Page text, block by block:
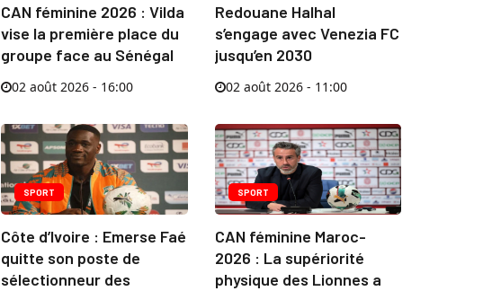
CAN féminine 2026 : Vilda
vise la première place du
groupe face au Sénégal
02 août 2026 - 16:00
Redouane Halhal
s’engage avec Venezia FC
jusqu’en 2030
02 août 2026 - 11:00
SPORT
Côte d’Ivoire : Emerse Faé
quitte son poste de
sélectionneur des
SPORT
CAN féminine Maroc-
2026 : La supériorité
physique des Lionnes a